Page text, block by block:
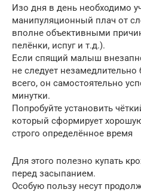
Изо дня в день необходимо
манипуляционный плач от
вполне объективными
пелёнки, испуг и т.д.).
Если спящий малыш
не следует незамедлительно
всего, он самостоятельно
минутки.
Попробуйте установить
который сформирует
строго определённое время
Для этого полезно купать
перед засыпанием.
Особую пользу несут